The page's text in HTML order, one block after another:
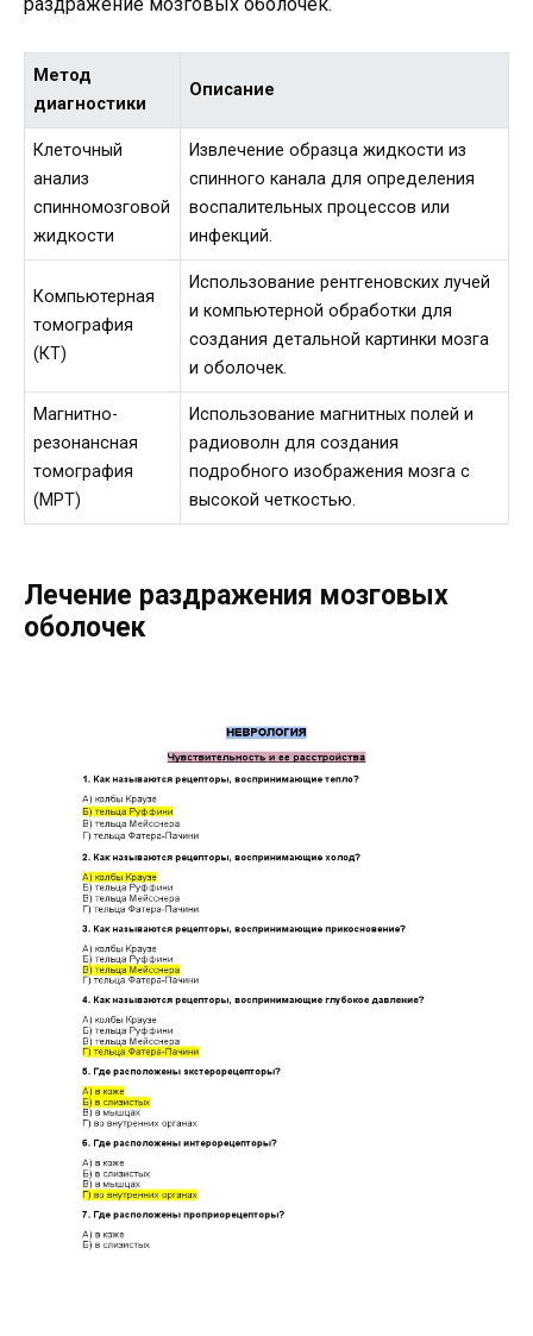
Метод
диагностики
Описание
Клеточный
анализ
спинномозговой
жидкости
Извлечение образца жидкости из
спинного канала для определения
воспалительных процессов или
инфекций.
Компьютерная
томография
(КТ)
Использование рентгеновских лучей
и компьютерной обработки для
создания детальной картинки мозга
и оболочек.
Магнитно-
резонансная
томография
(МРТ)
Использование магнитных полей и
радиоволн для создания
подробного изображения мозга с
высокой четкостью.
Лечение раздражения мозговых
оболочек